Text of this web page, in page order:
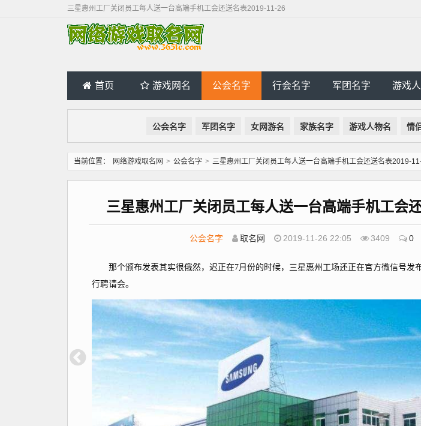
三星惠州工厂关闭员工每人送一台高端手机工会还送名表2019-11-26
首页 游戏网名 公会名字 行会名字 军团名字 游戏
公会名字 军团名字 女网游名 家族名字 游戏人物名 情
当前位置： 网络游戏取名网 > 公会名字 > 三星惠州工厂关闭员工每人送一台高端手机工会还送名表2019-
三星惠州工厂关闭员工每人送一台高端手机工会
公会名字 取名网 2019-11-26 22:05 3409 0
那个颁布发表其实很俄然，迟正在7月份的时候，三星惠州工场还正在官方微信号发
行聘请会。